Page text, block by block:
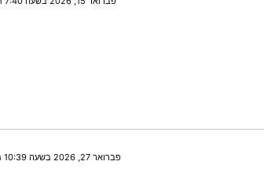
פברואר 27, 2026 בשעה 10:39 am